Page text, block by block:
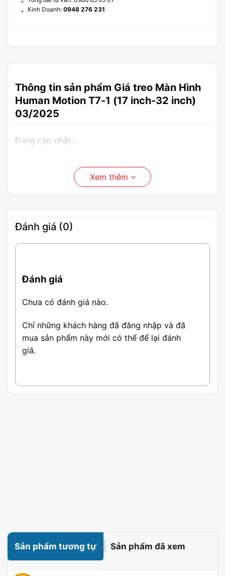
Kinh Doanh: 0948 276 231
Thông tin sản phẩm Giá treo Màn Hình
Human Motion T7-1 (17 inch-32 inch)
03/2025
Đang cập nhật…
Xem thêm
Đánh giá (0)
Đánh giá
Chưa có đánh giá nào.
Chỉ những khách hàng đã đăng nhập và đã
mua sản phẩm này mới có thể để lại đánh
giá.
Sản phẩm tương tự Sản phẩm đã xem